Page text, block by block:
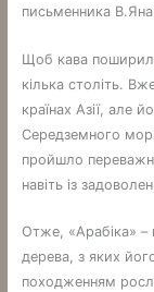
письменника В.Яна
Щоб кава
кілька століть.
країнах Азії, але
Середземного
пройшло
навіть із
Отже, «Арабіка» –
дерева, з яких
походженням